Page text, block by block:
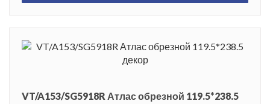
VT/A153/SG5918R Атлас обрезной 119.5*238.5